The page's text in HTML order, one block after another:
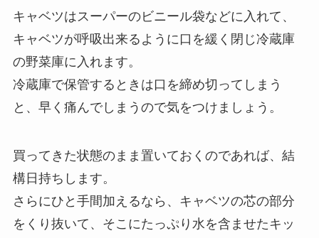
キャベツはスーパーのビニール袋などに入れて、
キャベツが呼吸出来るように口を緩く閉じ冷蔵庫
の野菜庫に入れます。
冷蔵庫で保管するときは口を締め切ってしまう
と、早く痛んでしまうので気をつけましょう。
買ってきた状態のまま置いておくのであれば、結
構日持ちします。
さらにひと手間加えるなら、キャベツの芯の部分
をくり抜いて、そこにたっぷり水を含ませたキッ